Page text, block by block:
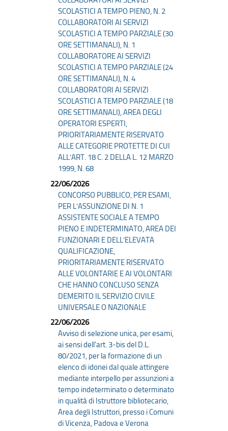
SCOLASTICI A TEMPO PIENO, N. 2
COLLABORATORI AI SERVIZI
SCOLASTICI A TEMPO PARZIALE (30
ORE SETTIMANALI), N. 1
COLLABORATORE AI SERVIZI
SCOLASTICI A TEMPO PARZIALE (24
ORE SETTIMANALI), N. 4
COLLABORATORI AI SERVIZI
SCOLASTICI A TEMPO PARZIALE (18
ORE SETTIMANALI), AREA DEGLI
OPERATORI ESPERTI,
PRIORITARIAMENTE RISERVATO
ALLE CATEGORIE PROTETTE DI CUI
ALL’ART. 18 C. 2 DELLA L. 12 MARZO
1999, N. 68
22/06/2026
CONCORSO PUBBLICO, PER ESAMI,
PER L’ASSUNZIONE DI N. 1
ASSISTENTE SOCIALE A TEMPO
PIENO E INDETERMINATO, AREA DEI
FUNZIONARI E DELL’ELEVATA
QUALIFICAZIONE,
PRIORITARIAMENTE RISERVATO
ALLE VOLONTARIE E AI VOLONTARI
CHE HANNO CONCLUSO SENZA
DEMERITO IL SERVIZIO CIVILE
UNIVERSALE O NAZIONALE
22/06/2026
Avviso di selezione unica, per esami,
ai sensi dell'art. 3-bis del D.L.
80/2021, per la formazione di un
elenco di idonei dal quale attingere
mediante interpello per assunzioni a
tempo indeterminato o determinato
in qualità di Istruttore bibliotecario,
Area degli Istruttori, presso i Comuni
di Vicenza, Padova e Verona